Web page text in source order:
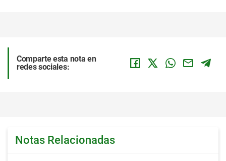
Comparte esta nota en
redes sociales:
Notas Relacionadas